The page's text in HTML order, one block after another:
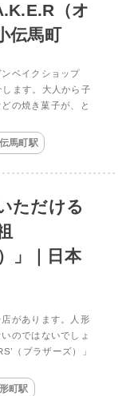
（オ
伝馬町
ベイクショップ
ます。大人から子
の焼き菓子が、と
馬町駅
ただける
」｜日本
があります。人形
のではないでしょ
（ブラザーズ）」
町駅